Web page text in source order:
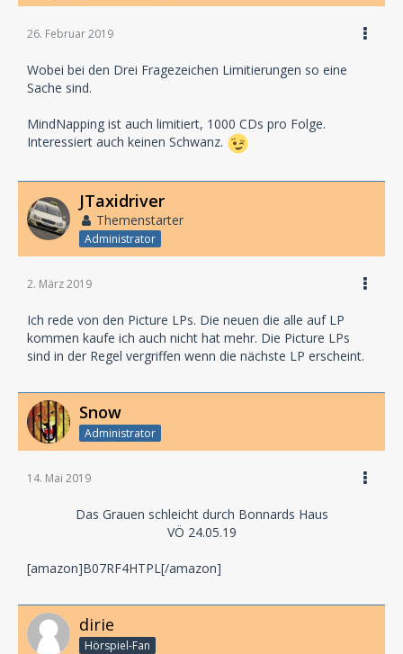
26. Februar 2019
Wobei bei den Drei Fragezeichen Limitierungen so eine
Sache sind.
MindNapping ist auch limitiert, 1000 CDs pro Folge.
Interessiert auch keinen Schwanz.
JTaxidriver
Themenstarter
Administrator
2. März 2019
Ich rede von den Picture LPs. Die neuen die alle auf LP
kommen kaufe ich auch nicht hat mehr. Die Picture LPs
sind in der Regel vergriffen wenn die nächste LP erscheint.
Snow
Administrator
14. Mai 2019
Das Grauen schleicht durch Bonnards Haus
VÖ 24.05.19
[amazon]B07RF4HTPL[/amazon]
dirie
Hörspiel-Fan